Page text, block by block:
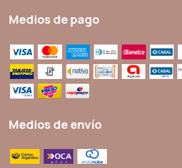
Medios de pago
Medios de envío